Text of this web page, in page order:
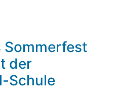
Sommerfest
der
Schule